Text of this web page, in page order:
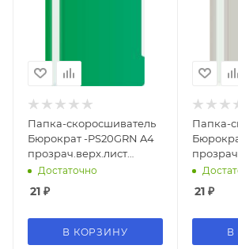
Папка-скоросшиватель
Бюрократ -PS20GRN A4
прозрач.верх.лист
пластик зеленый
Достаточно
21 ₽
В КОРЗИНУ
Папка-
пластик
21₽
В